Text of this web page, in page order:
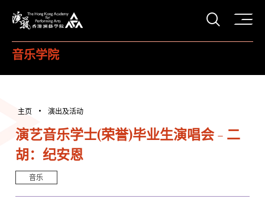
打开
音乐学院
主页 演出及活动
演艺音乐学士(荣誉)毕业生演唱会 - 二
胡：纪安恩
音乐